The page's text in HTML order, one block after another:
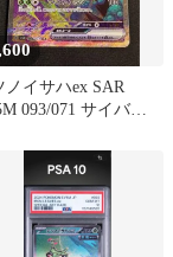
ノイサハex SAR
093/071 サイバー